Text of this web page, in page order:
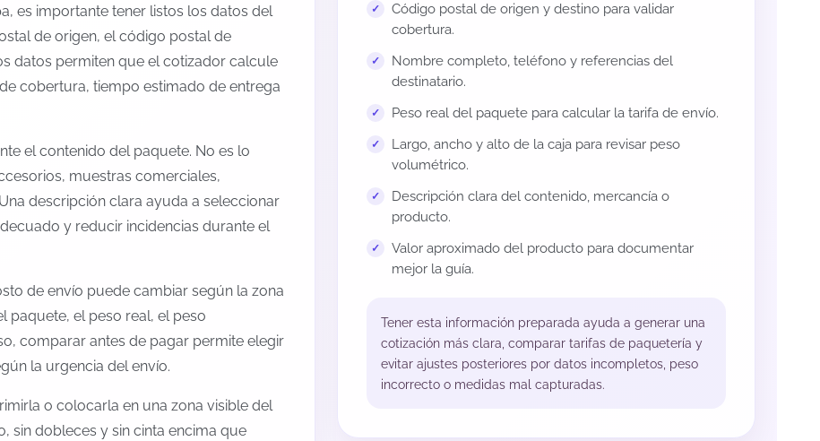
es importante tener listos los datos del
de origen, el código postal de
datos permiten que el cotizador calcule
cobertura, tiempo estimado de entrega
el contenido del paquete. No es lo
muestras comerciales,
descripción clara ayuda a seleccionar
y reducir incidencias durante el
de envío puede cambiar según la zona
paquete, el peso real, el peso
comparar antes de pagar permite elegir
la urgencia del envío.
o colocarla en una zona visible del
sin dobleces y sin cinta encima que
Código postal de origen y destino para validar
cobertura.
Nombre completo, teléfono y referencias del
destinatario.
Peso real del paquete para calcular la tarifa de envío.
Largo, ancho y alto de la caja para revisar peso
volumétrico.
Descripción clara del contenido, mercancía o
producto.
Valor aproximado del producto para documentar
mejor la guía.
Tener esta información preparada ayuda a generar una
cotización más clara, comparar tarifas de paquetería y
evitar ajustes posteriores por datos incompletos, peso
incorrecto o medidas mal capturadas.